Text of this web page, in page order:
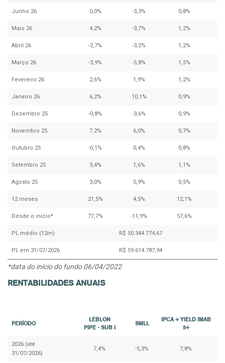
Junho 26 0,0% -3,3% 0,8%
Maio 26 4,2% -3,7% 1,2%
Abril 26 -2,7% -3,2% 1,2%
Março 26 -3,9% -5,8% 1,5%
Fevereiro 26 2,6% 1,9% 1,2%
Janeiro 26 6,2% 10,1% 0,9%
Dezembro 25 -0,8% -3,6% 0,9%
Novembro 25 7,2% 6,0% 0,7%
Outubro 25 -0,1% 0,4% 0,8%
Setembro 25 3,4% 1,6% 1,1%
Agosto 25 3,0% 5,9% 0,5%
12 meses 21,5% 4,5% 12,1%
Desde o início* 77,7% -11,9% 57,6%
PL médio (12m) R$ 50.344.774,67
PL em 31/07/2026 R$ 59.614.787,94
*data do início do fundo 06/04/2022
RENTABILIDADES ANUAIS
PERÍODO
LEBLON
PIPE - SUB I
SMLL
IPCA + YIELD IMAB
5+
2026 (até
31/07/2026)
7,4% -5,3% 7,8%